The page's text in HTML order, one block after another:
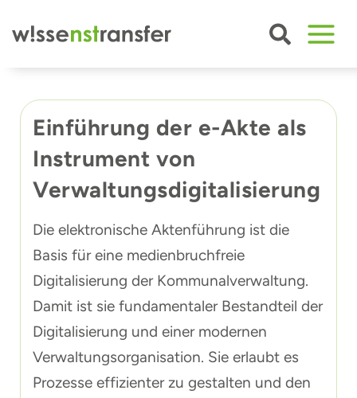
springen
Einführung der e-Akte als
Instrument von
Verwaltungsdigitalisierung
Die elektronische Aktenführung ist die
Basis für eine medienbruchfreie
Digitalisierung der Kommunalverwaltung.
Damit ist sie fundamentaler Bestandteil der
Digitalisierung und einer modernen
Verwaltungsorganisation. Sie erlaubt es
Prozesse effizienter zu gestalten und den